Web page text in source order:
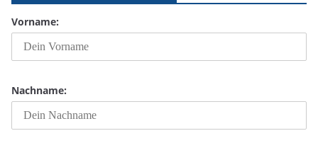
Vorname:
Nachname: